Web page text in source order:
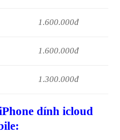
1.600.000đ
1.600.000đ
1.300.000đ
dính icloud